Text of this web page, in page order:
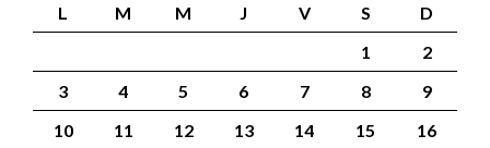
L M M J V S
D
1
2
3
4 5 6 7 8
9
10
11 12 13 14 15
16